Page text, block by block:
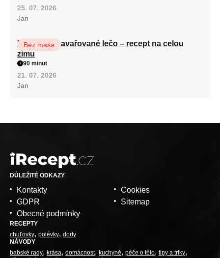
25. 07. 2026
Jan
Babiččino zavařované lečo – recept na celou
zimu
Bez masa
90 minut
21. 07. 2026
Jan
DŮLEŽITÉ ODKAZY
Kontakty
GDPR
Obecné podmínky
Cookies
Sitemap
RECEPTY
chuťovky polévky dorty
NÁVODY
babské rady
krása domácnost kuchyně péče o tělo tipy a triky